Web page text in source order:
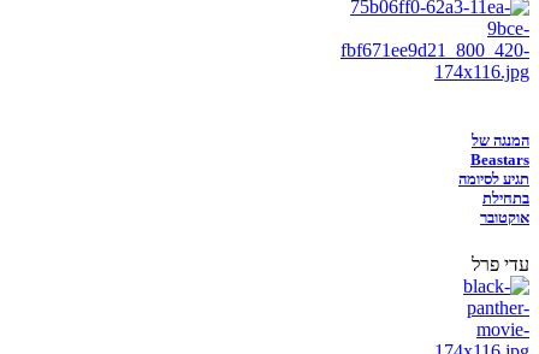
המנגה של
Beastars
תגיע לסיומה
בתחילת
אוקטובר
עדי פרל